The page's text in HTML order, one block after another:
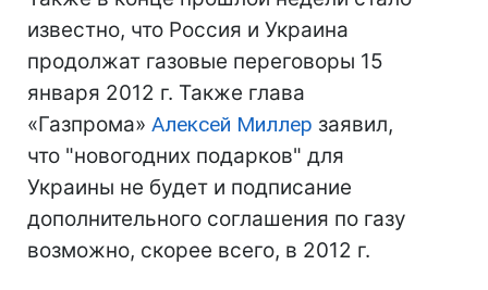
известно, что Россия и Украина
продолжат газовые переговоры 15
января 2012 г. Также глава
«Газпрома» Алексей Миллер заявил,
что "новогодних подарков" для
Украины не будет и подписание
дополнительного соглашения по газу
возможно, скорее всего, в 2012 г.